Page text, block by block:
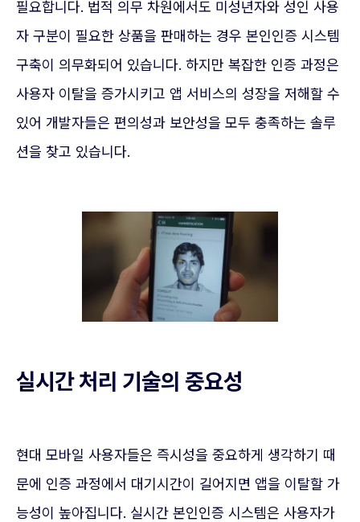
필요합니다. 법적 의무 차원에서도 미성년자와 성인 사용
자 구분이 필요한 상품을 판매하는 경우 본인인증 시스템
구축이 의무화되어 있습니다. 하지만 복잡한 인증 과정은
사용자 이탈을 증가시키고 앱 서비스의 성장을 저해할 수
있어 개발자들은 편의성과 보안성을 모두 충족하는 솔루
션을 찾고 있습니다.
실시간 처리 기술의 중요성
현대 모바일 사용자들은 즉시성을 중요하게 생각하기 때
문에 인증 과정에서 대기시간이 길어지면 앱을 이탈할 가
능성이 높아집니다. 실시간 본인인증 시스템은 사용자가